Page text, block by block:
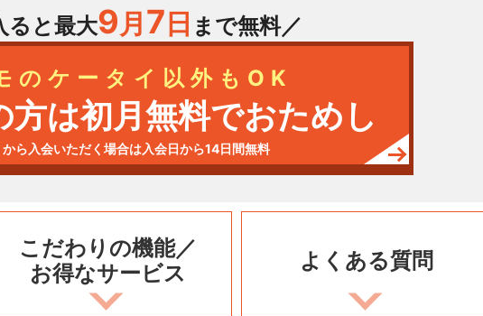
ると最大9月 7 日 まで無料／
のケータイ以外もOK
方は初月無料でおためし
ら入会いただく場合は入会日から14日間無料
こだわりの機能／
お得なサービス
よくある質問